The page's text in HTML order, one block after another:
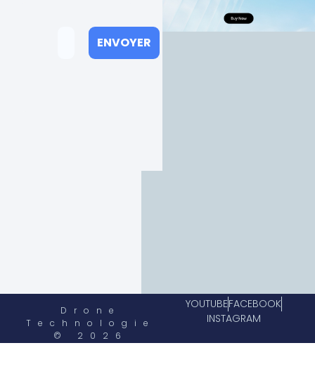
Drone
Technologie
© 2026
YOUTUBEFACEBOOK
INSTAGRAM